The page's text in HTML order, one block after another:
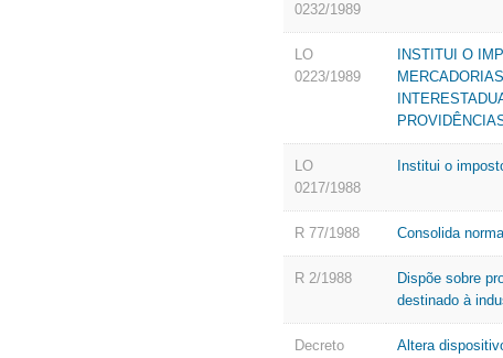
0232/1989
LO
0223/1989
INSTITUI O
LO
0217/1988
Institui o
R 77/1988 Consolida
R 2/1988
Dispõe sobre
destinado à
Decreto
Altera